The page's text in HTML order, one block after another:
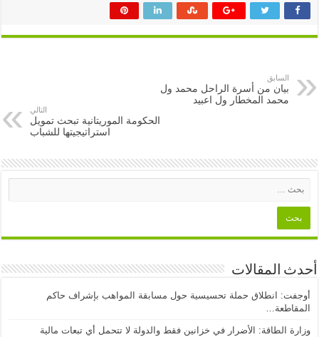
السابق
بيان من أسرة الراحل محمد ول
محمد المخطار ول اعبيد
التالي
الحكومة الموريتانية تبحث تمويل
استراتيجيتها للشباب
أحدث المقالات
أوجفت: انطلاق حملة تحسيسية حول مسابقة المواهب بإشراف حاكم
المقاطعة…
وزارة الطاقة: الأضرار في خزانين فقط والدولة لا تتحمل أي تبعات مالية